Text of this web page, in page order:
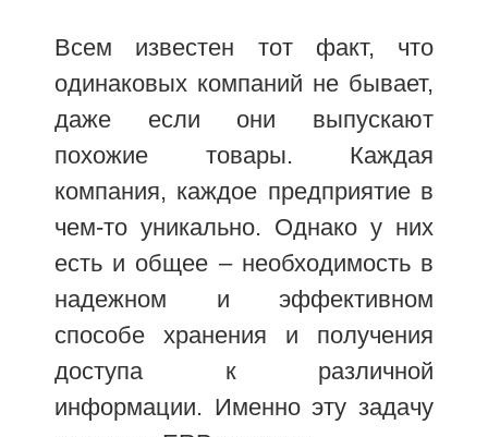
Всем известен тот факт, что
одинаковых компаний не бывает,
даже если они выпускают
похожие товары. Каждая
компания, каждое предприятие в
чем-то уникально. Однако у них
есть и общее – необходимость в
надежном и эффективном
способе хранения и получения
доступа к различной
информации. Именно эту задачу